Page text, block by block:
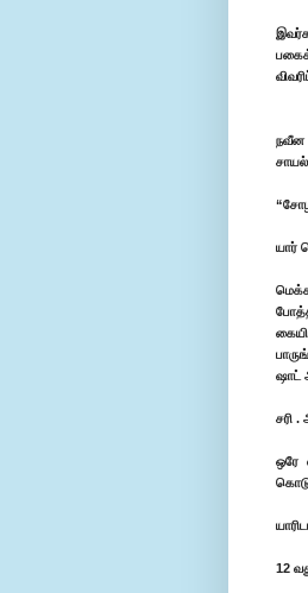
நவீன
யார்
ஷாட்
சரி
ஒரே
12